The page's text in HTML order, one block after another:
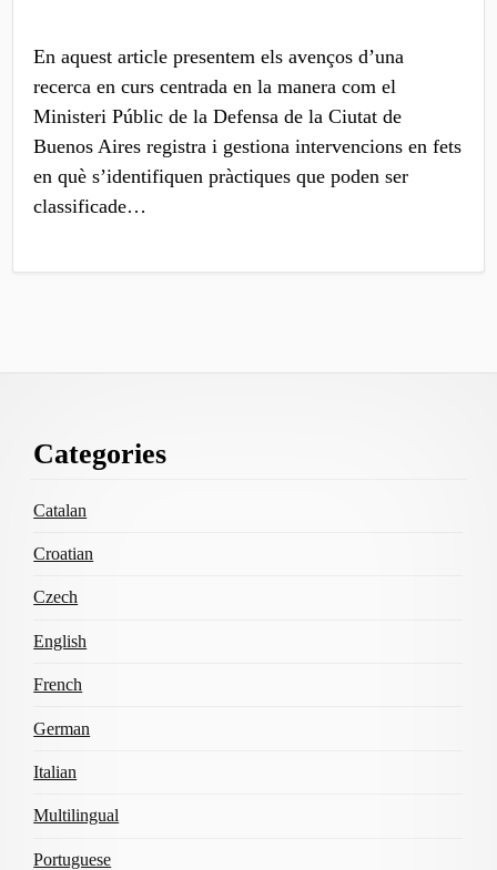
En aquest article presentem els avenços d’una
recerca en curs centrada en la manera com el
Ministeri Públic de la Defensa de la Ciutat de
Buenos Aires registra i gestiona intervencions en fets
en què s’identifiquen pràctiques que poden ser
classificade…
Content
Categories
Catalan
Croatian
Czech
English
French
German
Italian
Multilingual
Portuguese